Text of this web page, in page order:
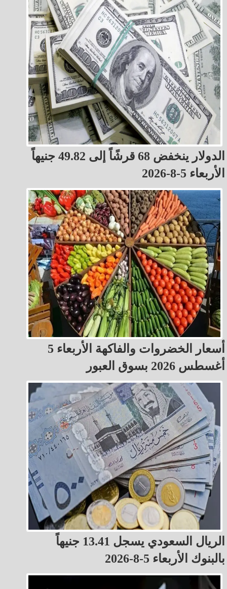
الدولار ينخفض 68 قرشًاً إلى 49.82 جنيهاً
الأربعاء 5-8-2026
أسعار الخضروات والفاكهة الأربعاء 5
أغسطس 2026 بسوق العبور
الريال السعودي يسجل 13.41 جنيهاً
بالبنوك الأربعاء 5-8-2026